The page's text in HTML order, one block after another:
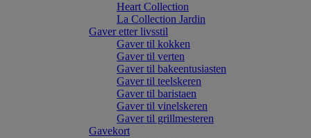
Heart Collection
La Collection Jardin
Gaver etter livsstil
Gaver til kokken
Gaver til verten
Gaver til bakeentusiasten
Gaver til teelskeren
Gaver til baristaen
Gaver til vinelskeren
Gaver til grillmesteren
Gavekort